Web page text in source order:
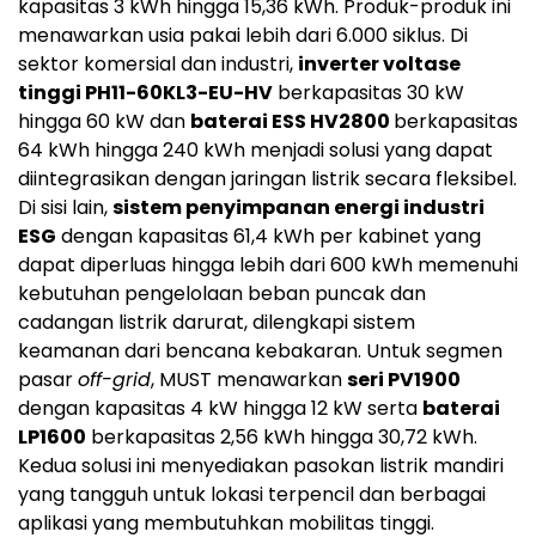
kapasitas 3 kWh hingga 15,36 kWh. Produk-produk ini
menawarkan usia pakai lebih dari 6.000 siklus. Di
sektor komersial dan industri, inverter voltase
tinggi PH11-60KL3-EU-HV berkapasitas 30 kW
hingga 60 kW dan baterai ESS HV2800 berkapasitas
64 kWh hingga 240 kWh menjadi solusi yang dapat
diintegrasikan dengan jaringan listrik secara fleksibel.
Di sisi lain,sistem penyimpanan energi industri
ESG dengan kapasitas 61,4 kWh per kabinet yang
dapat diperluas hingga lebih dari 600 kWh memenuhi
kebutuhan pengelolaan beban puncak dan
cadangan listrik darurat, dilengkapi sistem
keamanan dari bencana kebakaran. Untuk segmen
pasaroff-grid, MUST menawarkanseri PV1900
dengan kapasitas 4 kW hingga 12 kW serta baterai
LP1600 berkapasitas 2,56 kWh hingga 30,72 kWh.
Kedua solusi ini menyediakan pasokan listrik mandiri
yang tangguh untuk lokasi terpencil dan berbagai
aplikasi yang membutuhkan mobilitas tinggi.